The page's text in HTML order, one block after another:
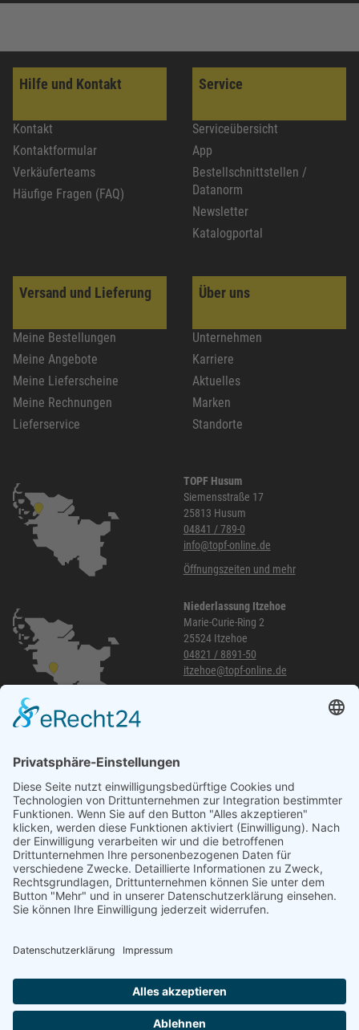
Hilfe und Kontakt
Kontakt
Kontaktformular
Verkäuferteams
Häufige Fragen (FAQ)
Service
Serviceübersicht
App
Bestellschnittstellen /
Datanorm
Newsletter
Katalogportal
Versand und Lieferung
Meine Bestellungen
Meine Angebote
Meine Lieferscheine
Meine Rechnungen
Lieferservice
Über uns
Unternehmen
Karriere
Aktuelles
Marken
Standorte
TOPF Husum
Siemensstraße 17
25813 Husum
04841 / 789-0
info@topf-online.de
Öffnungszeiten und mehr
Niederlassung Itzehoe
Marie-Curie-Ring 2
25524 Itzehoe
04821 / 8891-50
itzehoe@topf-online.de
040 / 21 04 04 04-04
glinde@topf-online.de
Öffnungszeiten und mehr
Desktop-Version